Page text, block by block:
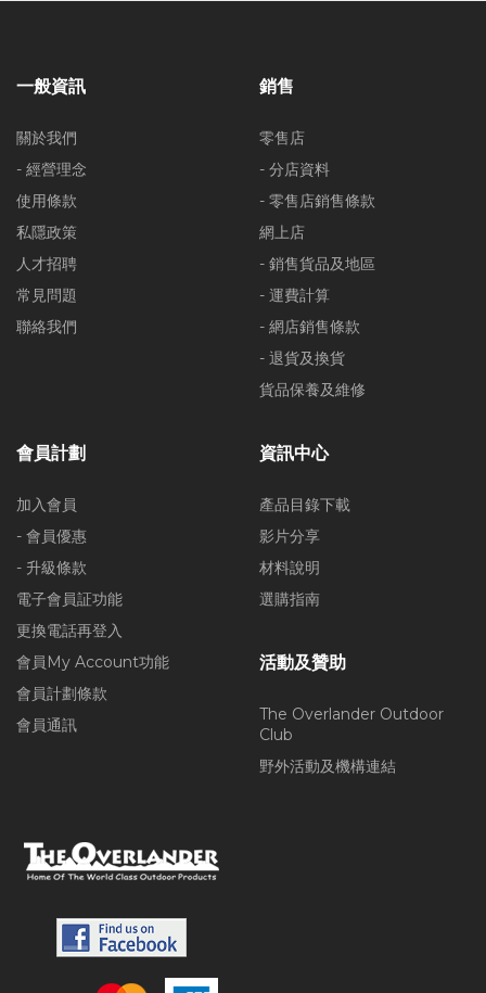
一般資訊
關於我們
- 經營理念
使用條款
私隱政策
人才招聘
常見問題
聯絡我們
銷售
零售店
- 分店資料
- 零售店銷售條款
網上店
- 銷售貨品及地區
- 運費計算
- 網店銷售條款
- 退貨及換貨
貨品保養及維修
會員計劃
加入會員
- 會員優惠
- 升級條款
電子會員証功能
更換電話再登入
會員My Account功能
會員計劃條款
會員通訊
資訊中心
產品目錄下載
影片分享
材料說明
選購指南
活動及贊助
The Overlander Outdoor
Club
野外活動及機構連結